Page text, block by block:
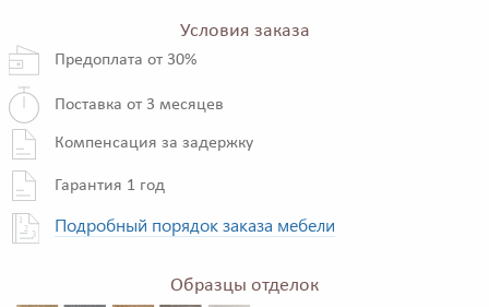
Условия заказа
Предоплата от 30%
Поставка от 3 месяцев
Компенсация за задержку
Гарантия 1 год
Подробный порядок заказа мебели
Образцы отделок